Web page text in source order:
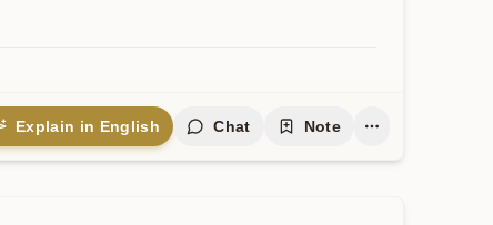
Explain in English Chat Note